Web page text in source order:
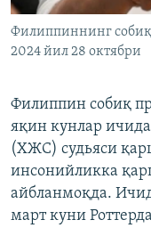
Филиппиннинг собиқ
2024 йил 28 октябри
Филиппин собиқ
яқин кунлар
(ХЖС) судьяси
инсонийликка
айбланмоқда.
март куни